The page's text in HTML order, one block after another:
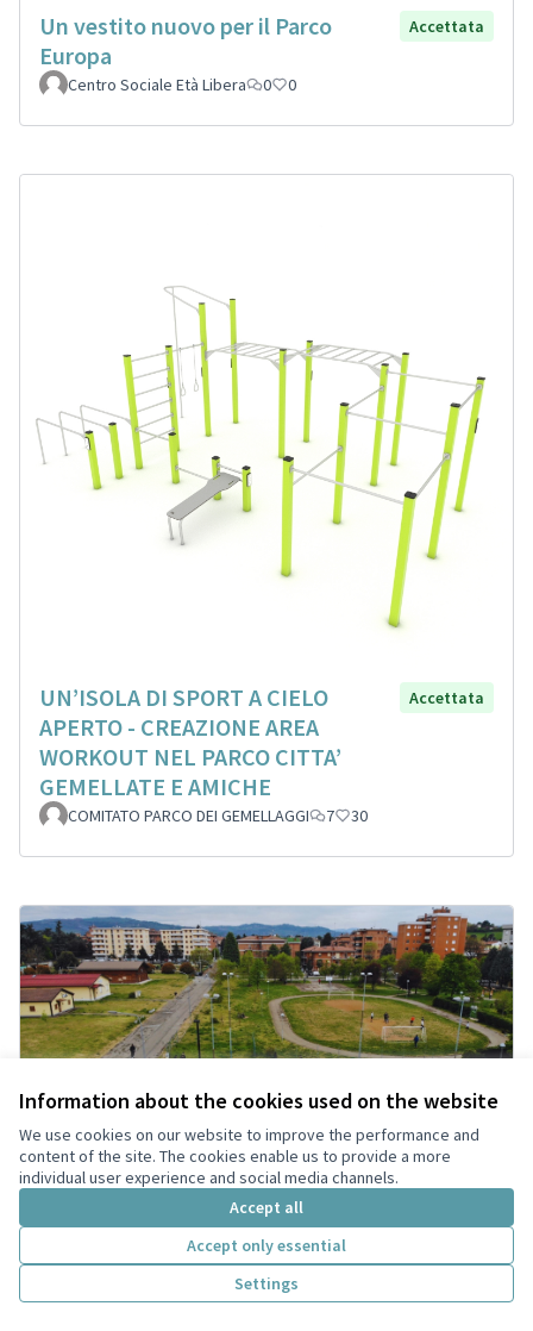
Information about the cookies used on the website
We use cookies on our website to improve the performance and
content of the site. The cookies enable us to provide a more
individual user experience and social media channels.
Accept all
Accept only essential
Settings
Un vestito nuovo per il Parco
Europa
Accettata
Centro Sociale Età Libera 0 0
UN’ISOLA DI SPORT A CIELO
APERTO - CREAZIONE AREA
WORKOUT NEL PARCO CITTA’
GEMELLATE E AMICHE
Accettata
COMITATO PARCO DEI GEMELLAGGI 7 30
Urban Plaza - Piazza della Cultura
Skatepark Vignola 7 24